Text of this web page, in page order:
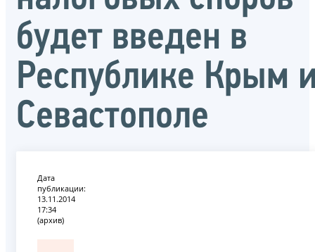
будет введен в
Республике Крым
Севастополе
Дата
публикации:
13.11.2014
17:34
(архив)